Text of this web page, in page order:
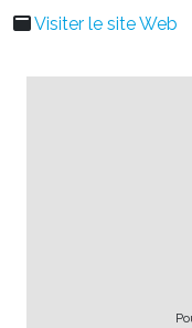
Visiter le site Web